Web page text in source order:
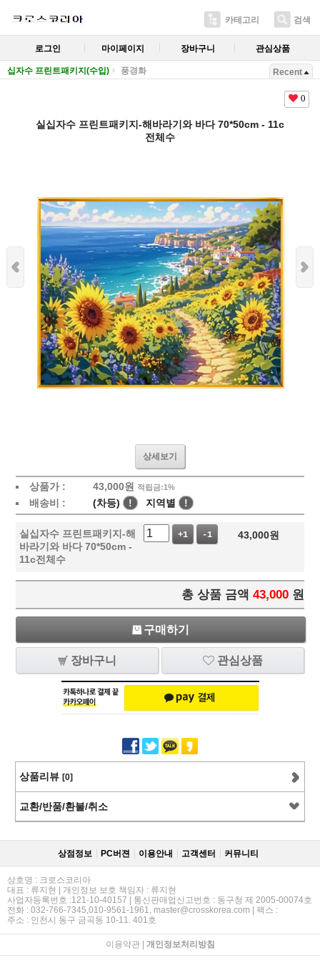
카테고리 검색
로그인 마이페이지 장바구니 관심상품
십자수 프린트패키지(수입) 풍경화 Recent
0
실십자수 프린트패키지-해바라기와 바다 70*50cm - 11c
전체수
상세보기
상품가 : 43,000원 적립금:1%
배송비 : (차등) ! 지역별 !
실십자수 프린트패키지-해
바라기와 바다 70*50cm -
11c전체수
+1 -1 43,000원
총 상품 금액 43,000 원
구매하기
장바구니 관심상품
상품리뷰 [0]
교환/반품/환불/취소
상점정보 PC버젼 이용안내 고객센터 커뮤니티
상호명 : 크로스코리아
대표 : 류지현 | 개인정보 보호 책임자 : 류지현
사업자등록번호 :121-10-40157 | 통신판매업신고번호 : 동구청 제 2005-00074호
전화 : 032-766-7345,010-9561-1961, master@crosskorea.com | 팩스 :
주소 : 인천시 동구 금곡동 10-11. 401호
이용약관| 개인정보처리방침